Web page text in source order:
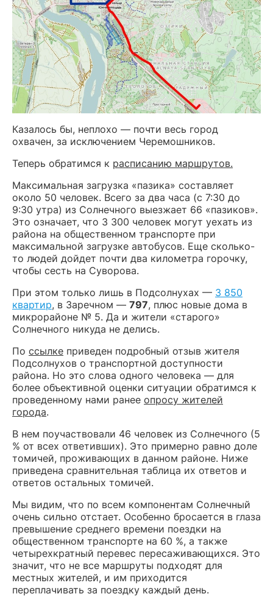
Казалось бы, неплохо — почти весь город
охвачен, за исключением Черемошников.
Теперь обратимся к расписанию маршрутов.
Максимальная загрузка «пазика» составляет
около 50 человек. Всего за два часа (с 7:30 до
9:30 утра) из Солнечного выезжает 66 «пазиков».
Это означает, что 3 300 человек могут уехать из
района на общественном транспорте при
максимальной загрузке автобусов. Еще сколько-
то людей дойдет почти два километра горочку,
чтобы сесть на Суворова.
При этом только лишь в Подсолнухах — 3 850
квартир, в Заречном — 797, плюс новые дома в
микрорайоне № 5. Да и жители «старого»
Солнечного никуда не делись.
По ссылке приведен подробный отзыв жителя
Подсолнухов о транспортной доступности
района. Но это слова одного человека — для
более объективной оценки ситуации обратимся к
проведенному нами ранее опросу жителей
города.
В нем поучаствовали 46 человек из Солнечного (5
% от всех ответивших). Это примерно равно доле
томичей, проживающих в данном районе. Ниже
приведена сравнительная таблица их ответов и
ответов остальных томичей.
Мы видим, что по всем компонентам Солнечный
очень сильно отстает. Особенно бросается в глаза
превышение среднего времени поездки на
общественном транспорте на 60 %, а также
четырехкратный перевес пересаживающихся. Это
значит, что не все маршруты подходят для
местных жителей, и им приходится
переплачивать за поездку каждый день.